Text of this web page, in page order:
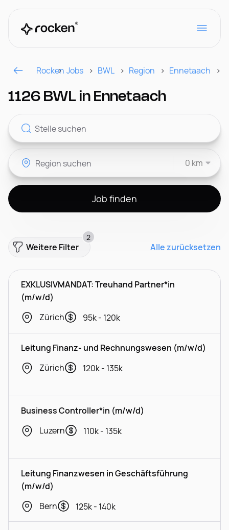
Für Arbeitgeber
CH
Rocken Jobs BWL Region Ennetaach
1126 BWL in Ennetaach
0 km
Job finden
Weitere Filter
2
Alle zurücksetzen
EXKLUSIVMANDAT: Treuhand Partner*in
(m/w/d)
Zürich
95k - 120k
Leitung Finanz- und Rechnungswesen (m/w/d)
Zürich
120k - 135k
Business Controller*in (m/w/d)
Luzern
110k - 135k
Leitung Finanzwesen in Geschäftsführung
(m/w/d)
Bern
125k - 140k